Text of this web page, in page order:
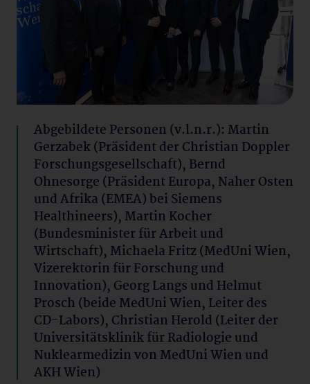
Abgebildete Personen (v.l.n.r.): Martin
Gerzabek (Präsident der Christian Doppler
Forschungsgesellschaft), Bernd
Ohnesorge (Präsident Europa, Naher Osten
und Afrika (EMEA) bei Siemens
Healthineers), Martin Kocher
(Bundesminister für Arbeit und
Wirtschaft), Michaela Fritz (MedUni Wien,
Vizerektorin für Forschung und
Innovation), Georg Langs und Helmut
Prosch (beide MedUni Wien, Leiter des
CD-Labors), Christian Herold (Leiter der
Universitätsklinik für Radiologie und
Nuklearmedizin von MedUni Wien und
AKH Wien)